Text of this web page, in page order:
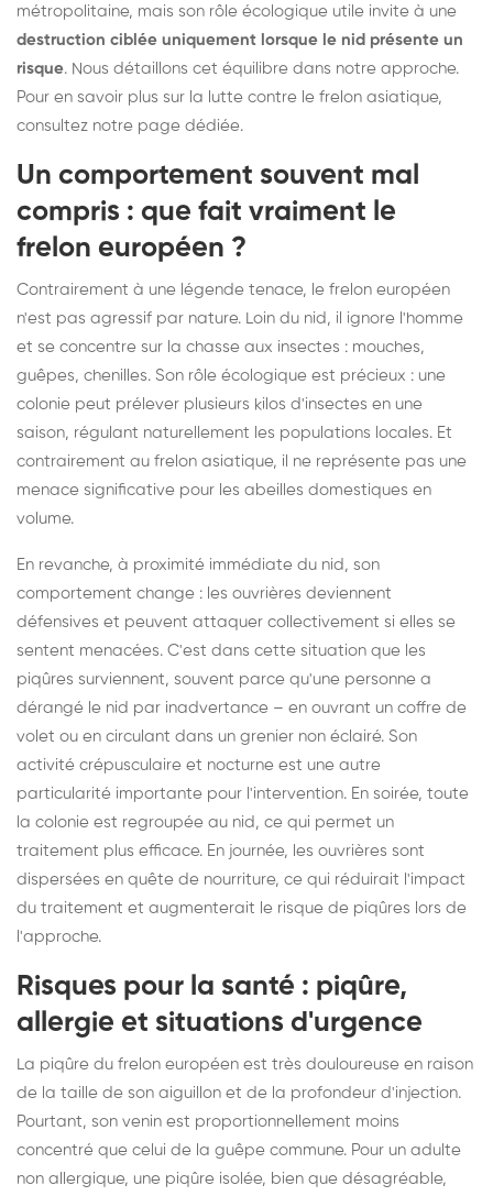
métropolitaine, mais son rôle écologique utile invite à une
destruction ciblée uniquement lorsque le nid présente un
risque. Nous détaillons cet équilibre dans notre approche.
Pour en savoir plus sur la lutte contre le frelon asiatique,
consultez notre page dédiée.
Un comportement souvent mal
compris : que fait vraiment le
frelon européen ?
Contrairement à une légende tenace, le frelon européen
n'est pas agressif par nature. Loin du nid, il ignore l'homme
et se concentre sur la chasse aux insectes : mouches,
guêpes, chenilles. Son rôle écologique est précieux : une
colonie peut prélever plusieurs kilos d'insectes en une
saison, régulant naturellement les populations locales. Et
contrairement au frelon asiatique, il ne représente pas une
menace significative pour les abeilles domestiques en
volume.
En revanche, à proximité immédiate du nid, son
comportement change : les ouvrières deviennent
défensives et peuvent attaquer collectivement si elles se
sentent menacées. C'est dans cette situation que les
piqûres surviennent, souvent parce qu'une personne a
dérangé le nid par inadvertance – en ouvrant un coffre de
volet ou en circulant dans un grenier non éclairé. Son
activité crépusculaire et nocturne est une autre
particularité importante pour l'intervention. En soirée, toute
la colonie est regroupée au nid, ce qui permet un
traitement plus efficace. En journée, les ouvrières sont
dispersées en quête de nourriture, ce qui réduirait l'impact
du traitement et augmenterait le risque de piqûres lors de
l'approche.
Risques pour la santé : piqûre,
allergie et situations d'urgence
La piqûre du frelon européen est très douloureuse en raison
de la taille de son aiguillon et de la profondeur d'injection.
Pourtant, son venin est proportionnellement moins
concentré que celui de la guêpe commune. Pour un adulte
non allergique, une piqûre isolée, bien que désagréable,